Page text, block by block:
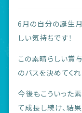
6月の自分の誕生
しい気持ちです！
この素晴らしい賞
のパスを決めてく
今後もこういった
て成長し続け、結